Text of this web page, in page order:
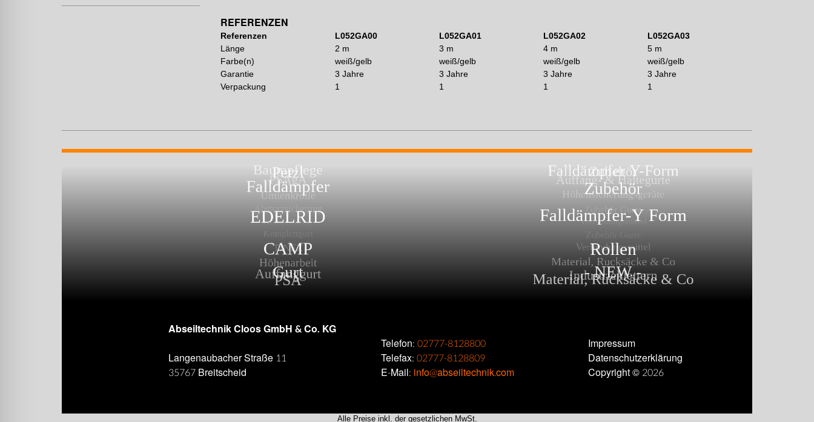
REFERENZEN
Referenzen L052GA00 L052GA01 L052GA02
L052GA03
Länge
2 m 3 m 4 m
5 m
Farbe(n)
weiß/gelb weiß/gelb weiß/gelb
weiß/gelb
Garantie
3 Jahre 3 Jahre 3 Jahre
3 Jahre
Verpackung
1 1 1 1
Abseiltechnik Cloos GmbH & Co. KG
Langenaubacher Straße 11
35767 Breitscheid
Telefon:02777-8128800
Telefax:02777-8128809
E-Mail: info@abseiltechnik.com
Impressum
Datenschutzerklärung
Copyright © 2026
Alle Preise inkl. der gesetzlichen MwSt.